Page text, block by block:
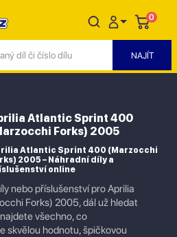
0
Atlantic Sprint 400
Forks) 2005
Atlantic Sprint 400 (Marzocchi
2005 – Náhradní díly a
online
nebo příslušenství pro Aprilia
Forks) 2005, dál už hledat
všechno, co
skvělou hodnotu, špičkovou